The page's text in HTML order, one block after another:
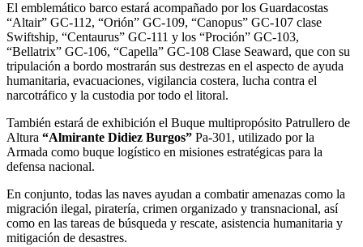
El emblemático barco estará acompañado por los Guardacostas
“Altair” GC-112, “Orión” GC-109, “Canopus” GC-107 clase
Swiftship, “Centaurus” GC-111 y los “Proción” GC-103,
“Bellatrix” GC-106, “Capella” GC-108 Clase Seaward, que con su
tripulación a bordo mostrarán sus destrezas en el aspecto de ayuda
humanitaria, evacuaciones, vigilancia costera, lucha contra el
narcotráfico y la custodia por todo el litoral.
También estará de exhibición el Buque multipropósito Patrullero de
Altura “Almirante Didiez Burgos” Pa-301, utilizado por la
Armada como buque logístico en misiones estratégicas para la
defensa nacional.
En conjunto, todas las naves ayudan a combatir amenazas como la
migración ilegal, piratería, crimen organizado y transnacional, así
como en las tareas de búsqueda y rescate, asistencia humanitaria y
mitigación de desastres.